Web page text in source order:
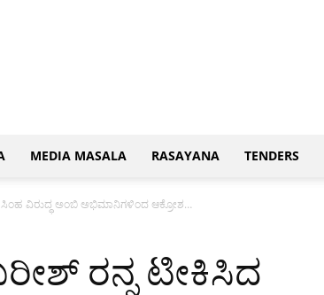
MEDIA MASALA RASAYANA TENDERS
ವಿರುದ್ಧ ಅಂಬಿ ಅಭಿಮಾನಿಗಳಿಂದ ಆಕ್ರೋಶ…
ರನ್ನ ಟೀಕಿಸಿದ